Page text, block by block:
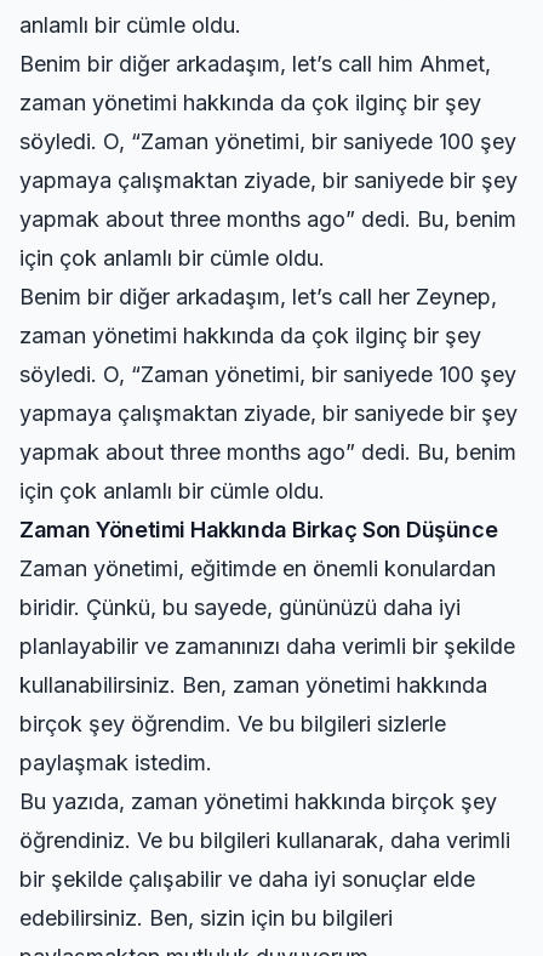
anlamlı bir cümle oldu.
Benim bir diğer arkadaşım, let’s call him Ahmet,
zaman yönetimi hakkında da çok ilginç bir şey
söyledi. O, “Zaman yönetimi, bir saniyede 100 şey
yapmaya çalışmaktan ziyade, bir saniyede bir şey
yapmak about three months ago” dedi. Bu, benim
için çok anlamlı bir cümle oldu.
Benim bir diğer arkadaşım, let’s call her Zeynep,
zaman yönetimi hakkında da çok ilginç bir şey
söyledi. O, “Zaman yönetimi, bir saniyede 100 şey
yapmaya çalışmaktan ziyade, bir saniyede bir şey
yapmak about three months ago” dedi. Bu, benim
için çok anlamlı bir cümle oldu.
Zaman Yönetimi Hakkında Birkaç Son Düşünce
Zaman yönetimi, eğitimde en önemli konulardan
biridir. Çünkü, bu sayede, gününüzü daha iyi
planlayabilir ve zamanınızı daha verimli bir şekilde
kullanabilirsiniz. Ben, zaman yönetimi hakkında
birçok şey öğrendim. Ve bu bilgileri sizlerle
paylaşmak istedim.
Bu yazıda, zaman yönetimi hakkında birçok şey
öğrendiniz. Ve bu bilgileri kullanarak, daha verimli
bir şekilde çalışabilir ve daha iyi sonuçlar elde
edebilirsiniz. Ben, sizin için bu bilgileri